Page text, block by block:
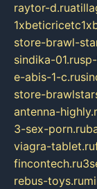
raytor-d.ru
store-brawl-
sindika-01.ru
e-abis-1-c.ru
store-
antenna-
3-sex-porn.ru
viagra-tablet.ru
fincontech.ru
rebus-toys.ru